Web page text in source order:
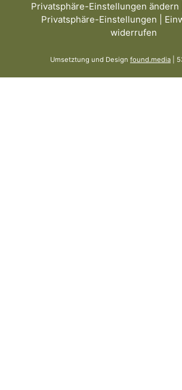
Privatsphäre-Einstellungen ändern
Privatsphäre-Einstellungen
widerrufen
Umsetztung und Design found.media |